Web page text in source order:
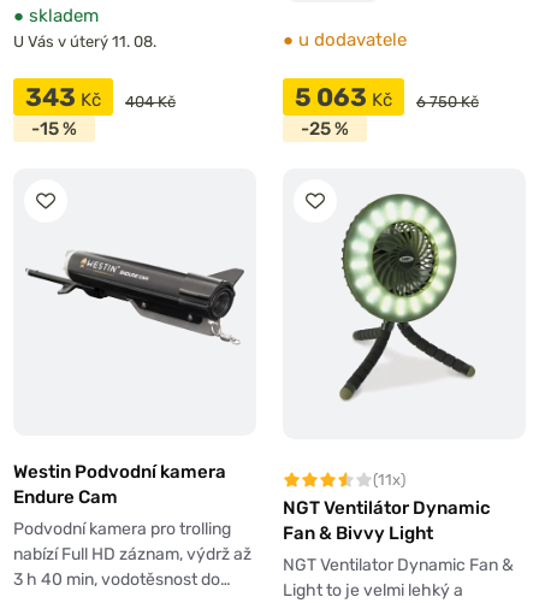
● skladem
U Vás v úterý 11. 08.
343 Kč 404 Kč
-15 %
● u dodavatele
5 063 Kč 6 750 Kč
-25 %
Westin Podvodní kamera
Endure Cam
Podvodní kamera pro trolling
nabízí Full HD záznam, výdrž až
3 h 40 min, vodotěsnost do…
(11x)
NGT Ventilátor Dynamic
Fan & Bivvy Light
NGT Ventilator Dynamic Fan &
Light to je velmi lehký a